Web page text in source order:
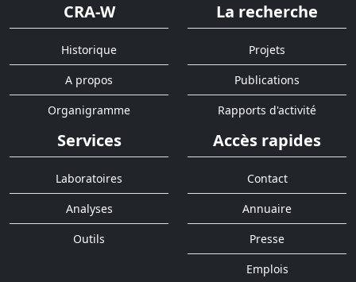
CRA-W
Historique
A propos
Organigramme
La recherche
Projets
Publications
Rapports d'activité
Services
Laboratoires
Analyses
Outils
Accès rapides
Contact
Annuaire
Presse
Emplois